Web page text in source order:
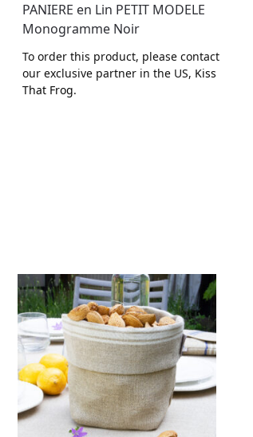
PANIERE en Lin PETIT MODELE
Monogramme Noir
To order this product, please contact
our exclusive partner in the US, Kiss
That Frog.